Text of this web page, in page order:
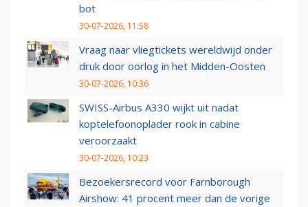
bot
30-07-2026, 11:58
Vraag naar vliegtickets wereldwijd onder
druk door oorlog in het Midden-Oosten
30-07-2026, 10:36
SWISS-Airbus A330 wijkt uit nadat
koptelefoonoplader rook in cabine
veroorzaakt
30-07-2026, 10:23
Bezoekersrecord voor Farnborough
Airshow: 41 procent meer dan de vorige